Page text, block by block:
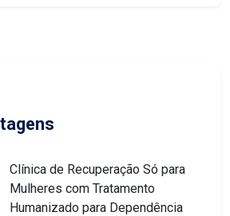
Clínica de Recuperação Só para
Mulheres com Tratamento
Humanizado para Dependência